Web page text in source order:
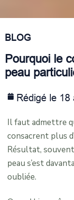
BLOG
Pourquoi le
peau
Rédigé le 18
Il faut admettre
consacrent plus
Résultat,
peau s’est
oubliée.